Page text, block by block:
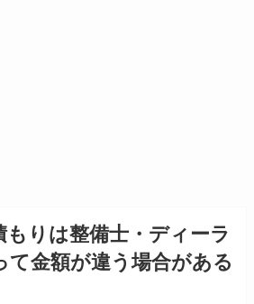
もりは整備士・ディーラ
て金額が違う場合がある